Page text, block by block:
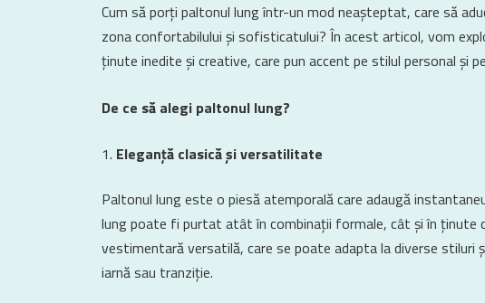
Cum să porți paltonul lung într-un mod neașteptat, care să
zona confortabilului și sofisticatului? În acest articol, vom
ținute inedite și creative, care pun accent pe stilul personal și
De ce să alegi paltonul lung?
Eleganță clasică și versatilitate
Paltonul lung este o piesă atemporală care adaugă
lung poate fi purtat atât în combinații formale, cât și în ținute
vestimentară versatilă, care se poate adapta la diverse stiluri
iarnă sau tranziție.